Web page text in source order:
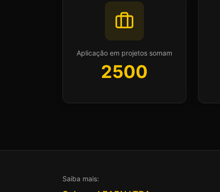
Aplicação em projetos somam
2500
Saiba mais: